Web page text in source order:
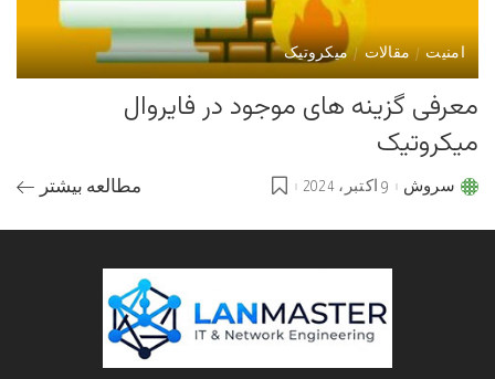
امنیت مقالات میکروتیک
معرفی گزینه های موجود در فایروال
میکروتیک
Postedسروش 9 اکتبر، 2024 مطالعه بیشتر